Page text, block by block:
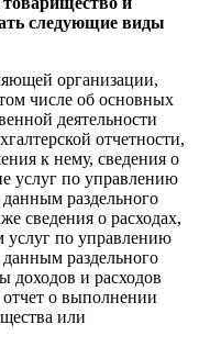
следующие виды
организации,
числе об основных
деятельности
отчетности,
к нему, сведения о
услуг по управлению
раздельного
сведения о расходах,
услуг по управлению
раздельного
доходов и расходов
о выполнении
или